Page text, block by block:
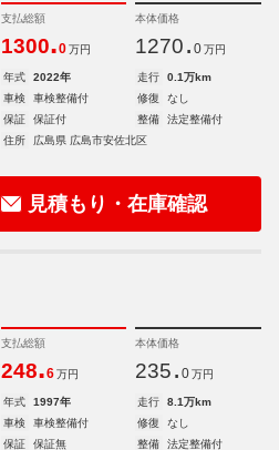
支払総額
1300.0 万円
本体価格
1270. 0 万円
年式 2022年 走行
0.1万km
車検
車検整備付 修復
なし
保証
保証付 整備
法定整備付
住所
広島県 広島市安佐北区
見積もり・在庫確認
支払総額
248.6 万円
本体価格
235. 0 万円
年式 1997年 走行
8.1万km
車検
車検整備付 修復
なし
保証
保証無 整備
法定整備付